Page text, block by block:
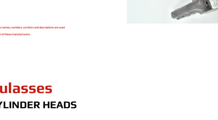
names, numbers, symbols and descriptions are used
of these manufacturers.
HEADS